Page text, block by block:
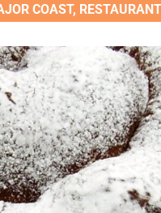
COAST,